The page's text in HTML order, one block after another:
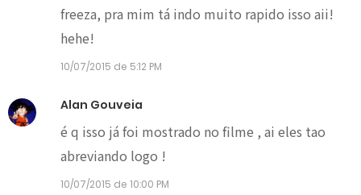
freeza, pra mim tá indo muito rapido isso aii!
hehe!
10/07/2015 de 5:12 PM
Alan Gouveia
é q isso já foi mostrado no filme , ai eles tao
abreviando logo !
10/07/2015 de 10:00 PM